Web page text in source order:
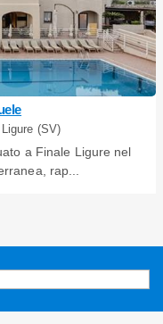
(SV)
a Finale Ligure nel
rap...